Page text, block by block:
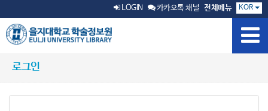
LOGIN 카카오톡 채널 전체메뉴 KOR
로그인